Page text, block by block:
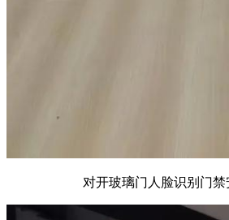
对开玻璃门人脸识别门